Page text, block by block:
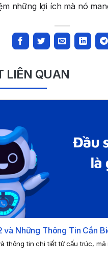
những lợi ích mà nó
LIÊN QUAN
và Những Thông Tin Cần
thông tin chi tiết từ cấu trúc, mã